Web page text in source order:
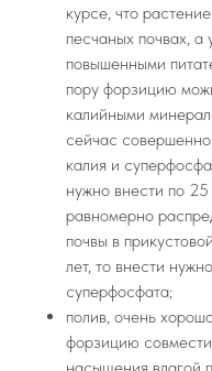
курсе, что
песчаных почвах, а
повышенными
пору форзицию
калийными
сейчас
калия и
нужно внести по
равномерно
почвы в
лет, то внести
суперфосфата;
полив, очень
форзицию